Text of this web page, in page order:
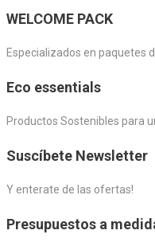
WELCOME PACK
Especializados en paquetes
Eco essentials
Productos Sostenibles para
Suscíbete Newsletter
Y enterate de las ofertas!
Presupuestos a